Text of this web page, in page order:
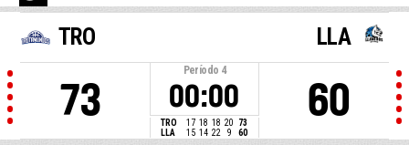
TRO
73
Período 4
00:00
TRO 17 18 18 20
73
LLA
15 14 22 9 60
LLA
60